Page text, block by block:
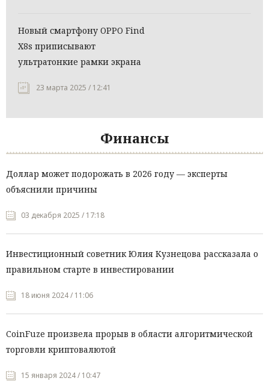
Новый смартфону OPPO Find
X8s приписывают
ультратонкие рамки экрана
23 марта 2025 / 12:41
Финансы
Доллар может подорожать в 2026 году — эксперты
объяснили причины
03 декабря 2025 / 17:18
Инвестиционный советник Юлия Кузнецова рассказала о
правильном старте в инвестировании
18 июня 2024 / 11:06
CoinFuze произвела прорыв в области алгоритмической
торговли криптовалютой
15 января 2024 / 10:47